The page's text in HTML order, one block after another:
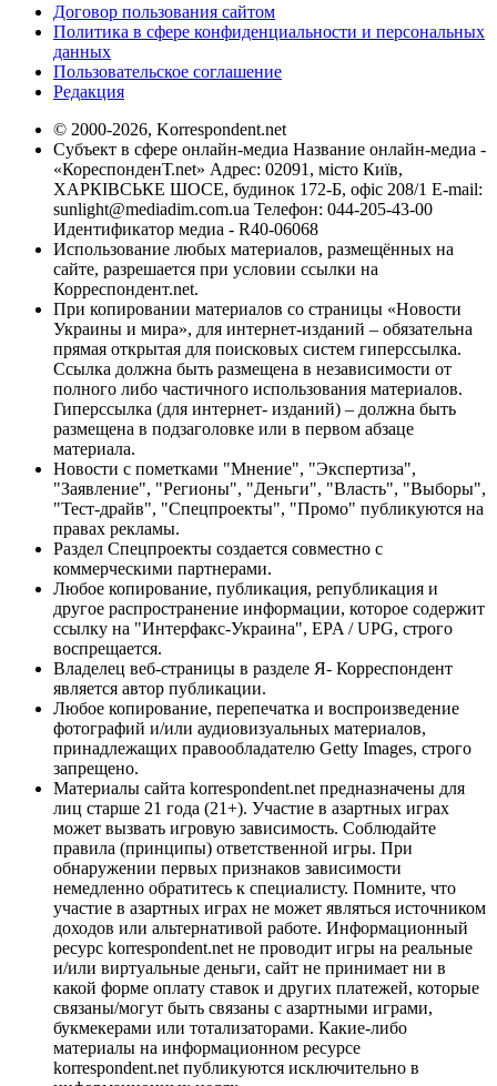
Договор пользования сайтом
Политика в сфере конфиденциальности и персональных
данных
Пользовательское соглашение
Редакция
© 2000-2026, Korrespondent.net
Субъект в сфере онлайн-медиа Название онлайн-медиа -
«КореспонденТ.net» Адрес: 02091, місто Київ,
ХАРКІВСЬКЕ ШОСЕ, будинок 172-Б, офіс 208/1 E-mail:
sunlight@mediadim.com.ua Телефон: 044-205-43-00
Идентификатор медиа - R40-06068
Использование любых материалов, размещённых на
сайте, разрешается при условии ссылки на
Корреспондент.net.
При копировании материалов со страницы «Новости
Украины и мира», для интернет-изданий – обязательна
прямая открытая для поисковых систем гиперссылка.
Ссылка должна быть размещена в независимости от
полного либо частичного использования материалов.
Гиперссылка (для интернет- изданий) – должна быть
размещена в подзаголовке или в первом абзаце
материала.
Новости с пометками "Мнение", "Экспертиза",
"Заявление", "Регионы", "Деньги", "Власть", "Выборы",
"Тест-драйв", "Спецпроекты", "Промо" публикуются на
правах рекламы.
Раздел Спецпроекты создается совместно с
коммерческими партнерами.
Любое копирование, публикация, републикация и
другое распространение информации, которое содержит
ссылку на "Интерфакс-Украина", EPA / UPG, строго
воспрещается.
Владелец веб-страницы в разделе Я- Корреспондент
является автор публикации.
Любое копирование, перепечатка и воспроизведение
фотографий и/или аудиовизуальных материалов,
принадлежащих правообладателю Getty Images, строго
запрещено.
Материалы сайта korrespondent.net предназначены для
лиц старше 21 года (21+). Участие в азартных играх
может вызвать игровую зависимость. Соблюдайте
правила (принципы) ответственной игры. При
обнаружении первых признаков зависимости
немедленно обратитесь к специалисту. Помните, что
участие в азартных играх не может являться источником
доходов или альтернативой работе. Информационный
ресурс korrespondent.net не проводит игры на реальные
и/или виртуальные деньги, сайт не принимает ни в
какой форме оплату ставок и других платежей, которые
связаны/могут быть связаны с азартными играми,
букмекерами или тотализаторами. Какие-либо
материалы на информационном ресурсе
korrespondent.net публикуются исключительно в